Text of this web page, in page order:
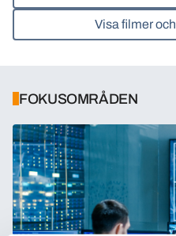
Visa filmer
FOKUSOMRÅDEN